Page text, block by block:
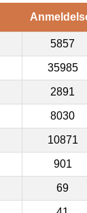
5857
35985
2891
8030
10871
901
69